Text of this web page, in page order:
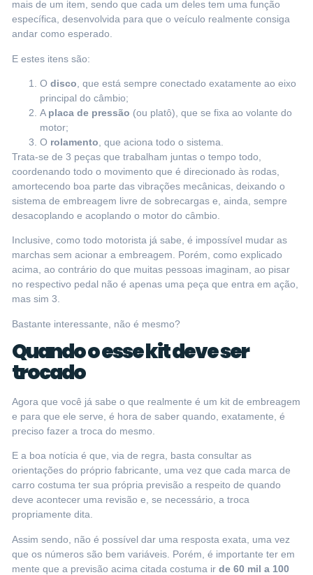
mais de um item, sendo que cada um deles tem uma função
específica, desenvolvida para que o veículo realmente consiga
andar como esperado.
E estes itens são:
O disco , que está sempre conectado exatamente ao eixo
principal do câmbio;
A placa de pressão (ou platô), que se fixa ao volante do
motor;
O rolamento , que aciona todo o sistema.
Trata-se de 3 peças que trabalham juntas o tempo todo,
coordenando todo o movimento que é direcionado às rodas,
amortecendo boa parte das vibrações mecânicas, deixando o
sistema de embreagem livre de sobrecargas e, ainda, sempre
desacoplando e acoplando o motor do câmbio.
Inclusive, como todo motorista já sabe, é impossível mudar as
marchas sem acionar a embreagem. Porém, como explicado
acima, ao contrário do que muitas pessoas imaginam, ao pisar
no respectivo pedal não é apenas uma peça que entra em ação,
mas sim 3.
Bastante interessante, não é mesmo?
Quando o esse kit deve ser
trocado
Agora que você já sabe o que realmente é um kit de embreagem
e para que ele serve, é hora de saber quando, exatamente, é
preciso fazer a troca do mesmo.
E a boa notícia é que, via de regra, basta consultar as
orientações do próprio fabricante, uma vez que cada marca de
carro costuma ter sua própria previsão a respeito de quando
deve acontecer uma revisão e, se necessário, a troca
propriamente dita.
Assim sendo, não é possível dar uma resposta exata, uma vez
que os números são bem variáveis. Porém, é importante ter em
mente que a previsão acima citada costuma ir de 60 mil a 100